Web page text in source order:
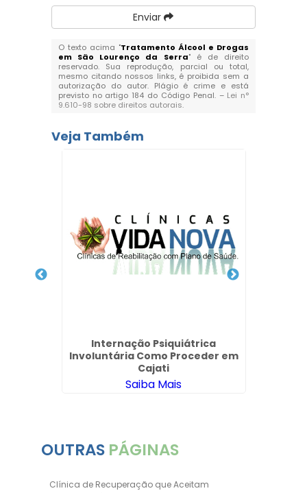
Enviar
O texto acima "Tratamento Álcool e Drogas
em São Lourenço da Serra" é de direito
reservado. Sua reprodução, parcial ou total,
mesmo citando nossos links, é proibida sem a
autorização do autor. Plágio é crime e está
previsto no artigo 184 do Código Penal. – Lei n°
9.610-98 sobre direitos autorais.
Veja Também
Internação Psiquiátrica
Involuntária Como Proceder em
Cajati
Saiba Mais
OUTRAS PÁGINAS
Clínica de Recuperação que Aceitam